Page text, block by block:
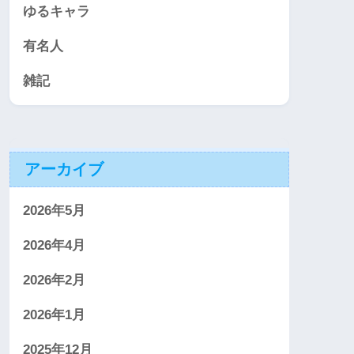
ゆるキャラ
有名人
雑記
アーカイブ
2026年5月
2026年4月
2026年2月
2026年1月
2025年12月